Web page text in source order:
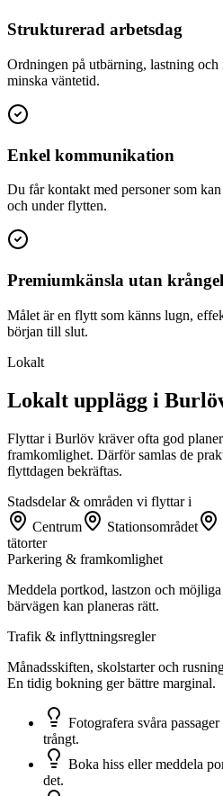
Strukturerad arbetsdag
Ordningen på utbärning, lastning
minska väntetid.
Enkel kommunikation
Du får kontakt med personer som
och under flytten.
Premiumkänsla utan krångel
Målet är en flytt som känns lugn,
början till slut.
Lokalt
Lokalt upplägg i
Flyttar i Burlöv kräver ofta god
framkomlighet. Därför samlas de
flyttdagen bekräftas.
Stadsdelar & områden vi flyttar i
Centrum
Stationsområdet
tätorter
Parkering & framkomlighet
Meddela portkod, lastzon och möjliga
bärvägen kan planeras rätt.
Trafik & inflyttningsregler
Månadsskiften, skolstarter och
En tidig bokning ger bättre marginal.
Fotografera svåra
trångt.
Boka hiss eller meddela
det.